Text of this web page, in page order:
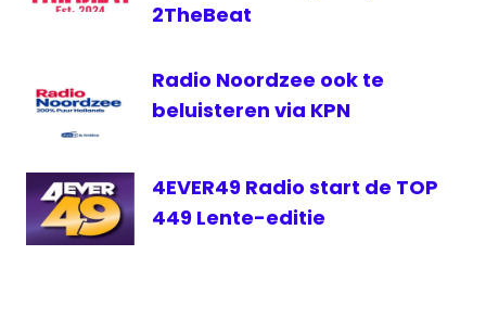
2TheBeat
Radio Noordzee ook te
beluisteren via KPN
4EVER49 Radio start de TOP
449 Lente-editie